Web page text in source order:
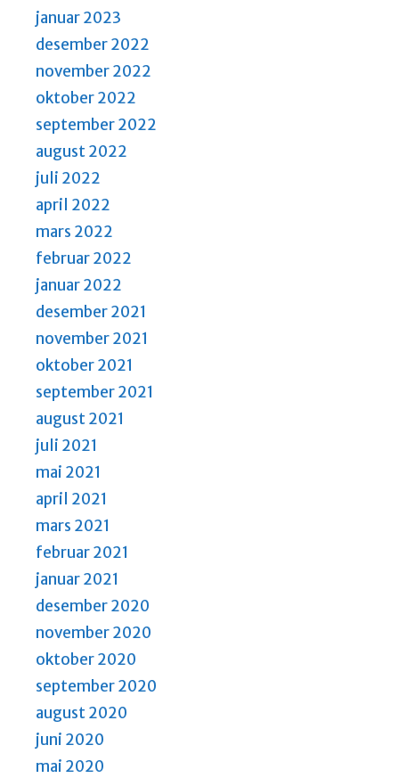
januar 2023
desember 2022
november 2022
oktober 2022
september 2022
august 2022
juli 2022
april 2022
mars 2022
februar 2022
januar 2022
desember 2021
november 2021
oktober 2021
september 2021
august 2021
juli 2021
mai 2021
april 2021
mars 2021
februar 2021
januar 2021
desember 2020
november 2020
oktober 2020
september 2020
august 2020
juni 2020
mai 2020